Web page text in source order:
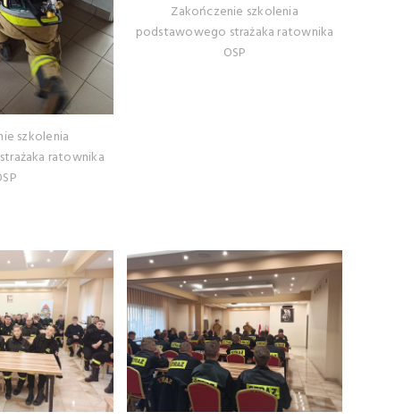
szkolenia
ratownika
Zakończenie szkolenia
podstawowego strażaka ratownika
OSP